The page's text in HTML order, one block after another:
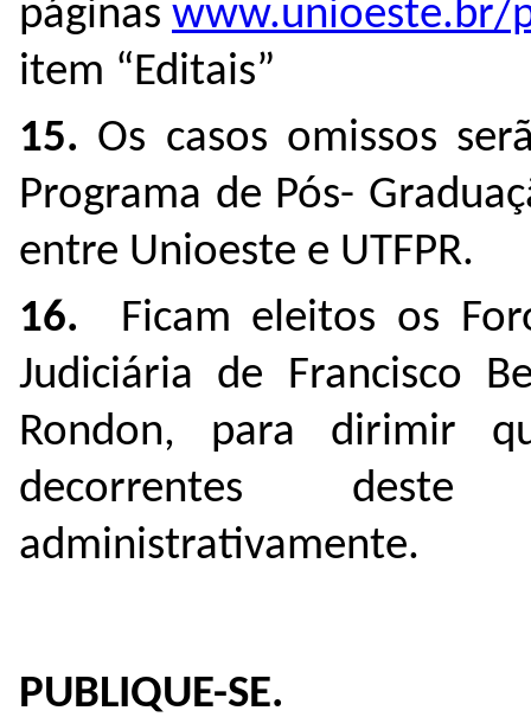
páginas www.unioeste.br/
item “Editais”
15. Os casos omissos
Programa de Pós-
entre Unioeste e UTFPR.
16.
Ficam eleitos os
Judiciária de Francisco
Rondon, para dirimir
decorrentes
administrativamente.
PUBLIQUE-SE.